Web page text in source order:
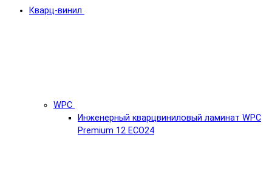
Кварц-винил
WPC
Инженерный кварцвиниловый ламинат WPC
Premium 12 ECO24